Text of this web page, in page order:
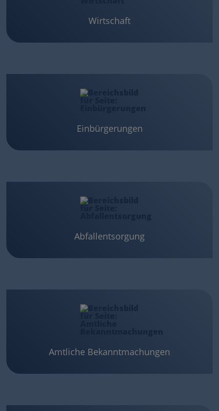
Wirtschaft
Einbürgerungen
Abfallentsorgung
Amtliche Bekanntmachungen